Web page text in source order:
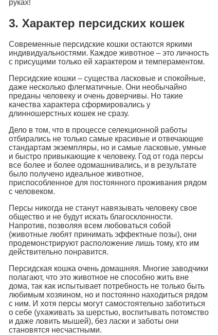
руках!
3. Характер персидских кошек
Современные персидские кошки остаются яркими
индивидуальностями. Каждое животное – это личность
с присущими только ей характером и темпераментом.
Персидские кошки – существа ласковые и спокойные,
даже несколько флегматичные. Они необычайно
преданы человеку и очень доверчивы. Но такие
качества характера сформировались у
длинношерстных кошек не сразу.
Дело в том, что в процессе селекционной работы
отбирались не только самые красивые и отвечающие
стандартам экземпляры, но и самые ласковые, умные
и быстро привыкающие к человеку. Год от года персы
все более и более одомашнивались, и в результате
было получено идеальное животное,
приспособленное для постоянного проживания рядом
с человеком.
Персы никогда не станут навязывать человеку свое
общество и не будут искать благосклонности.
Напротив, позволяя всем любоваться собой
(животные любят принимать эффектные позы), они
продемонстрируют расположение лишь тому, кто им
действительно понравится.
Персидская кошка очень домашняя. Многие заводчики
полагают, что это животное не способно жить вне
дома, так как испытывает потребность не только быть
любимым хозяином, но и постоянно находиться рядом
с ним. И хотя персы могут самостоятельно заботиться
о себе (ухаживать за шерстью, воспитывать потомство
и даже ловить мышей), без ласки и заботы они
становятся несчастными.